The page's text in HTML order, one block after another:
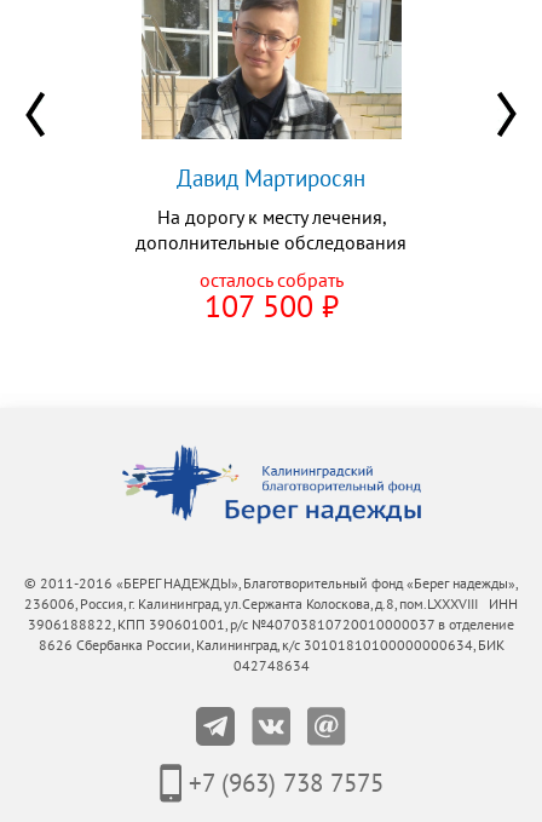
Давид Мартиросян
На дорогу к месту лечения,
дополнительные обследования
осталось собрать
107 500 ⃏
© 2011-2016 «БЕРЕГ НАДЕЖДЫ», Благотворительный фонд «Берег надежды»,
236006, Россия, г. Калининград, ул.Сержанта Колоскова, д.8, пом.LXXXVIII ИНН
3906188822, КПП 390601001, р/с №40703810720010000037 в отделение
8626 Сбербанка России, Калининград, к/с 30101810100000000634, БИК
042748634
+7 (963) 738 7575